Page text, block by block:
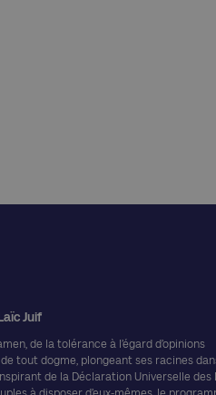
Juif
de la tolérance à l’égard d’opinions
tout dogme, plongeant ses racines
de la Déclaration Universelle des